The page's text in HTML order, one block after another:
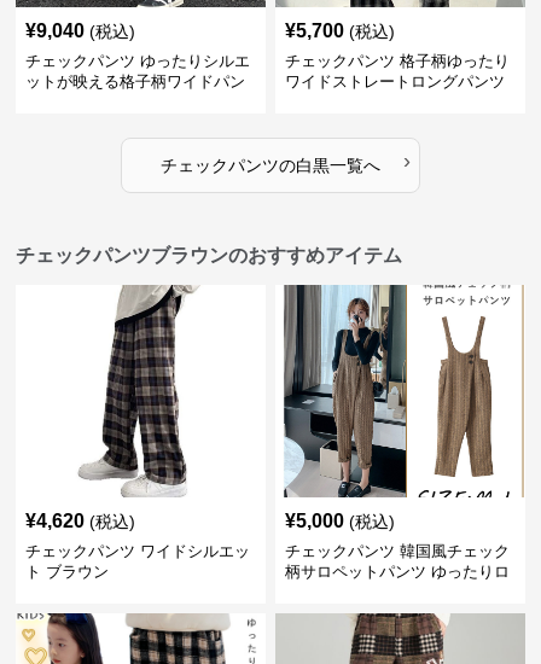
¥9,040 (税込)
チェックパンツ ゆったりシルエ
ットが映える格子柄ワイドパン
¥5,700 (税込)
チェックパンツ 格子柄ゆったり
ワイドストレートロングパンツ
チェックパンツの白黒一覧へ ›
チェックパンツブラウンのおすすめアイテム
¥4,620 (税込)
チェックパンツ ワイドシルエッ
ト ブラウン
¥5,000 (税込)
チェックパンツ 韓国風チェック
柄サロペットパンツ ゆったりロ